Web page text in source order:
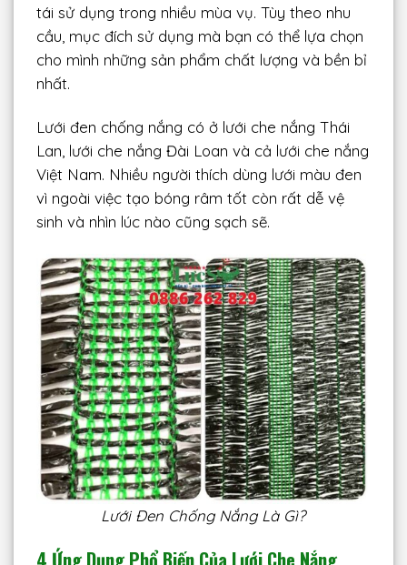
tái sử dụng trong nhiều mùa vụ. Tùy theo nhu
cầu, mục đích sử dụng mà bạn có thể lựa chọn
cho mình những sản phẩm chất lượng và bền bỉ
nhất.
Lưới đen chống nắng có ở lưới che nắng Thái
Lan, lưới che nắng Đài Loan và cả lưới che nắng
Việt Nam. Nhiều người thích dùng lưới màu đen
vì ngoài việc tạo bóng râm tốt còn rất dễ vệ
sinh và nhìn lúc nào cũng sạch sẽ.
Lưới Đen Chống Nắng Là Gì?
4 Ứng Dụng Phổ Biến Của Lưới Che Nắng